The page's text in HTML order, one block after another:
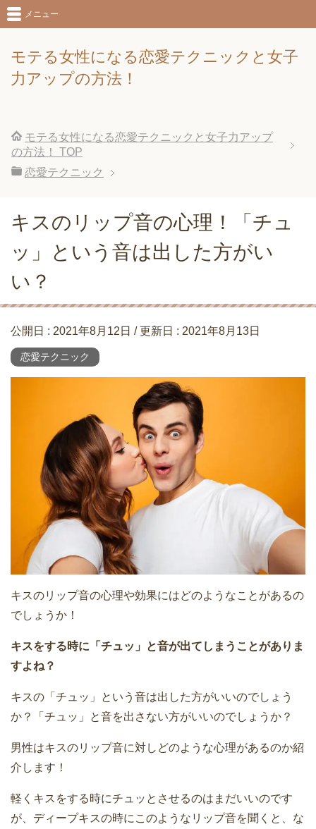
モテる女性になる恋愛テクニックと女子
力アップの方法！
メニュー
モテる女性になる恋愛テクニックと女子力アップ
の方法！
TOP
恋愛テクニック
キスのリップ音の心理！「チュ
ッ」という音は出した方がい
い？
公開日 : 2021年8月12日 / 更新日 : 2021年8月13日
恋愛テクニック
キスのリップ音の心理や効果にはどのようなことがあるの
でしょうか！
キスをする時に「チュッ」と音が出てしまうことがありま
すよね？
キスの「チュッ」という音は出した方がいいのでしょう
か？「チュッ」と音を出さない方がいいのでしょうか？
男性はキスのリップ音に対しどのような心理があるのか紹
介します！
軽くキスをする時にチュッとさせるのはまだいいのです
が、ディープキスの時にこのようなリップ音を聞くと、な